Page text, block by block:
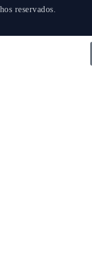
reservados.